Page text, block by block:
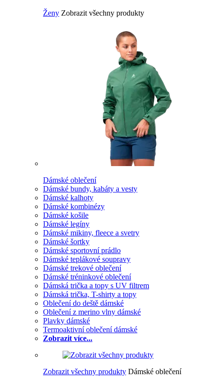
Ženy Zobrazit všechny produkty
Dámské oblečení
Dámské bundy, kabáty a vesty
Dámské kalhoty
Dámské kombinézy
Dámské košile
Dámské legíny
Dámské mikiny, fleece a svetry
Dámské šortky
Dámské sportovní prádlo
Dámské teplákové soupravy
Dámské trekové oblečení
Dámské tréninkové oblečení
Dámská trička a topy s UV filtrem
Dámská trička, T-shirty a topy
Oblečení do deště dámské
Oblečení z merino vlny dámské
Plavky dámské
Termoaktivní oblečení dámské
Zobrazit více...
Zobrazit všechny produkty Dámské oblečení